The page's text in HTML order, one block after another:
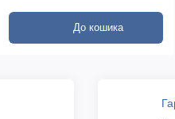
До кошика